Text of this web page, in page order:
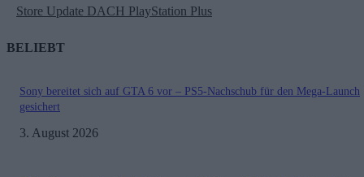
Store Update DACH PlayStation Plus
BELIEBT
Sony bereitet sich auf GTA 6 vor – PS5-Nachschub für den Mega-Launch
gesichert
3. August 2026